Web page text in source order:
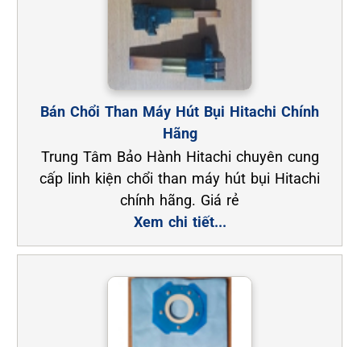
Bán Chổi Than Máy Hút Bụi Hitachi Chính
Hãng
Trung Tâm Bảo Hành Hitachi chuyên cung
cấp linh kiện chổi than máy hút bụi Hitachi
chính hãng. Giá rẻ
Xem chi tiết...